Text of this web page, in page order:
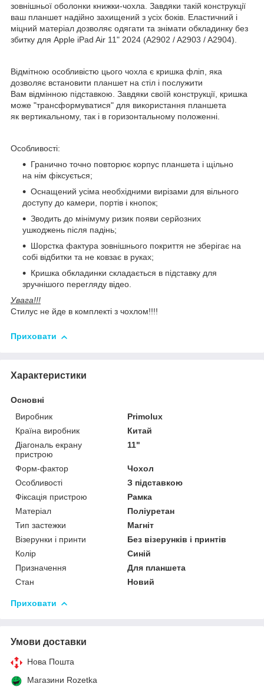
зовнішньої оболонки книжки-чохла. Завдяки такій конструкції
ваш планшет надійно захищений з усіх боків. Еластичний і
міцний матеріал дозволяє одягати та знімати обкладинку без
збитку для Apple iPad Air 11" 2024 (A2902 / A2903 / A2904).
Відмітною особливістю цього чохла є кришка фліп, яка
дозволяє встановити планшет на стіл і послужити
Вам відмінною підставкою. Завдяки своїй конструкції, кришка
може "трансформуватися" для використання планшета
як вертикальному, так і в горизонтальному положенні.
Особливості:
Гранично точно повторює корпус планшета і щільно
на нім фіксується;
Оснащений усіма необхідними вирізами для вільного
доступу до камери, портів і кнопок;
Зводить до мінімуму ризик появи серйозних
ушкоджень після падінь;
Шорстка фактура зовнішнього покриття не зберігає на
собі відбитки та не ковзає в руках;
Кришка обкладинки складається в підставку для
зручнішого перегляду відео.
Увага!!!
Стилус не йде в комплекті з чохлом!!!!
Приховати
Характеристики
Основні
Виробник
Primolux
Країна виробник
Китай
Діагональ екрану
пристрою
11"
Форм-фактор
Чохол
Особливості
З підставкою
Фіксація пристрою
Рамка
Матеріал
Поліуретан
Тип застежки
Магніт
Візерунки і принти
Без візерунків і принтів
Колір
Синій
Призначення
Для планшета
Стан
Новий
Приховати
Умови доставки
Нова Пошта
Магазини Rozetka